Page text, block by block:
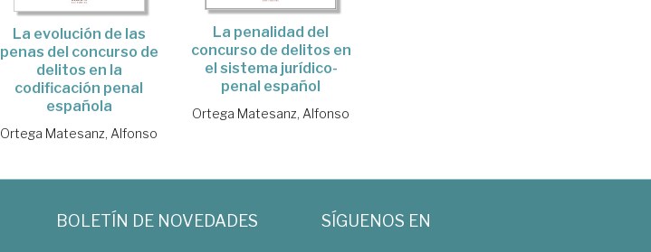
La evolución de las
penas del concurso de
delitos en la
codificación penal
española
Ortega Matesanz, Alfonso
La penalidad del
concurso de delitos en
el sistema jurídico-
penal español
Ortega Matesanz, Alfonso
BOLETÍN DE NOVEDADES SÍGUENOS EN